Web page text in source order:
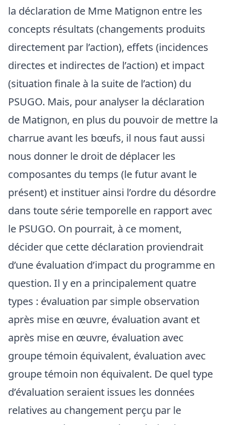
la déclaration de Mme Matignon entre les
concepts résultats (changements produits
directement par l’action), effets (incidences
directes et indirectes de l’action) et impact
(situation finale à la suite de l’action) du
PSUGO. Mais, pour analyser la déclaration
de Matignon, en plus du pouvoir de mettre la
charrue avant les bœufs, il nous faut aussi
nous donner le droit de déplacer les
composantes du temps (le futur avant le
présent) et instituer ainsi l’ordre du désordre
dans toute série temporelle en rapport avec
le PSUGO. On pourrait, à ce moment,
décider que cette déclaration proviendrait
d’une évaluation d’impact du programme en
question. Il y en a principalement quatre
types : évaluation par simple observation
après mise en œuvre, évaluation avant et
après mise en œuvre, évaluation avec
groupe témoin équivalent, évaluation avec
groupe témoin non équivalent. De quel type
d’évaluation seraient issues les données
relatives au changement perçu par le